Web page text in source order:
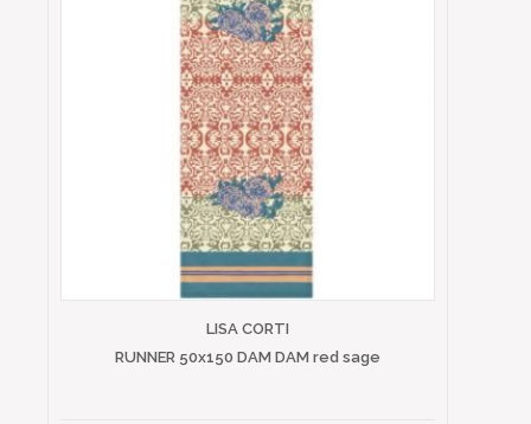
LISA CORTI
RUNNER 50x150 DAM DAM red sage